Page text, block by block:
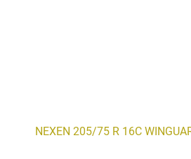
NEXEN 205/75 R 16C